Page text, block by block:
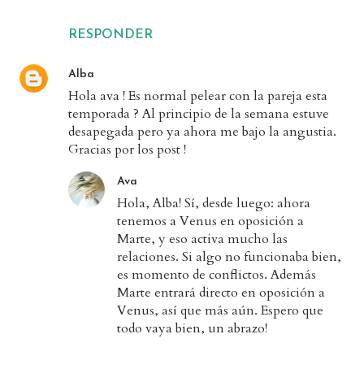
RESPONDER
Alba
Hola ava ! Es normal pelear con la pareja esta
temporada ? Al principio de la semana estuve
desapegada pero ya ahora me bajo la angustia.
Gracias por los post !
Ava
Hola, Alba! Sí, desde luego: ahora
tenemos a Venus en oposición a
Marte, y eso activa mucho las
relaciones. Si algo no funcionaba bien,
es momento de conflictos. Además
Marte entrará directo en oposición a
Venus, así que más aún. Espero que
todo vaya bien, un abrazo!